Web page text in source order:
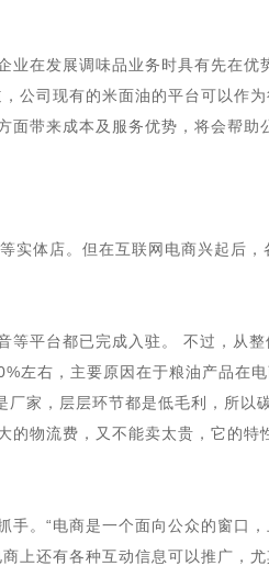
业在发展调味品业务时具有先在优
公司现有的米面油的平台可以作
面带来成本及服务优势，将会帮助
实体店。但在互联网电商兴起后，
等平台都已完成入驻。 不过，从整
左右，主要原因在于粮油产品在
厂家，层层环节都是低毛利，所以
的物流费，又不能卖太贵，它的特
手。“电商是一个面向公众的窗口
上还有各种互动信息可以推广，